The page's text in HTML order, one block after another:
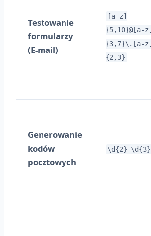
Testowanie
formularzy
(E-mail)
[a-z]
{5,10}@[a-z]
{3,7}\.[a-z]
{2,3}
Generowanie
kodów
pocztowych
\d{2}-\d{3}